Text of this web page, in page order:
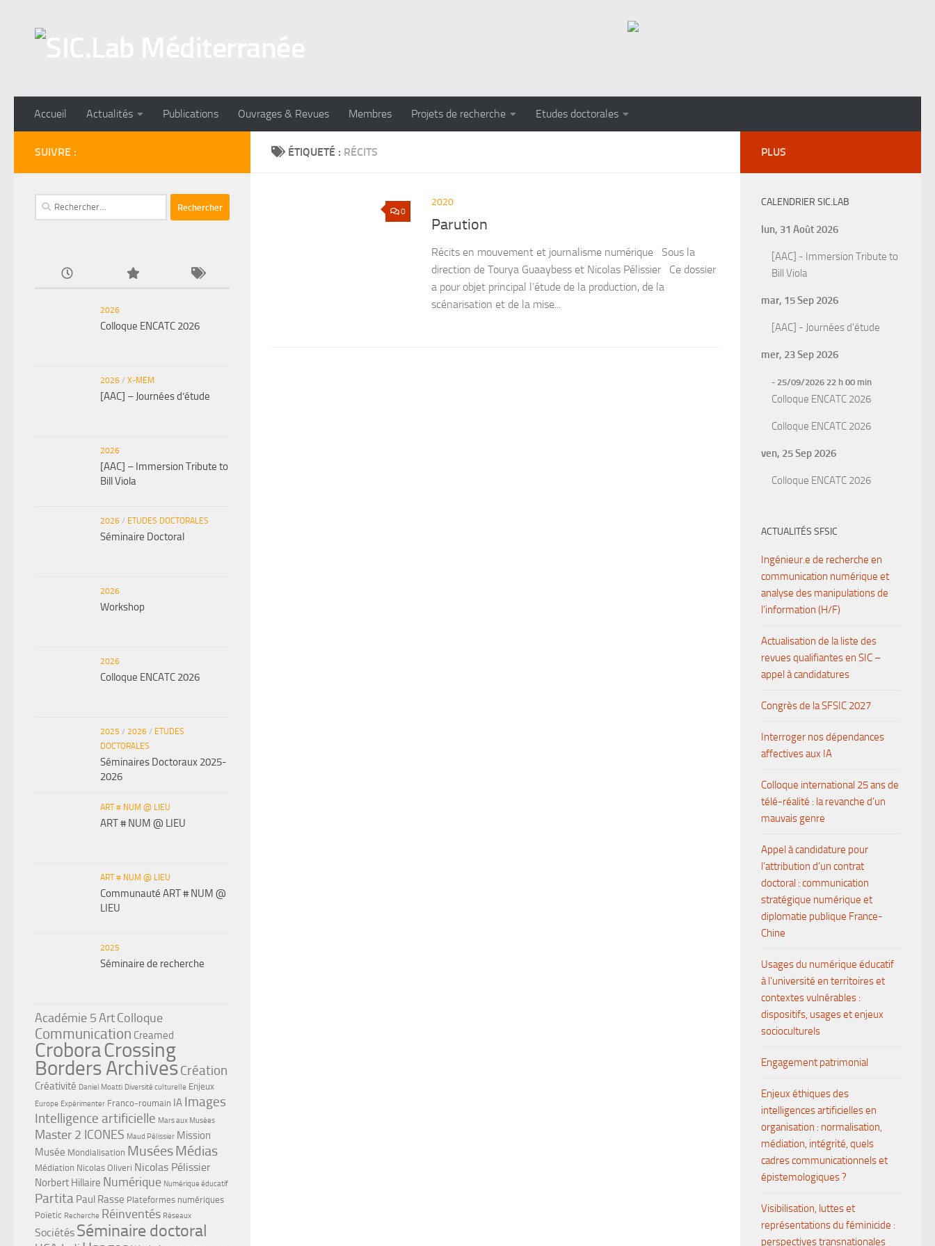
Accueil Actualités Publications Ouvrages & Revues Membres Projets de recherche Etudes doctorales
ÉTIQUETÉ : RÉCITS
0
2020
Parution
Récits en mouvement et journalisme numérique Sous la
direction de Tourya Guaaybess et Nicolas Pélissier Ce dossier
a pour objet principal l’étude de la production, de la
scénarisation et de la mise...
SUIVRE :
Rechercher :
2026
Colloque ENCATC 2026
2026 / X-MEM
[AAC] – Journées d’étude
2026
[AAC] – Immersion Tribute to
Bill Viola
2026 / ETUDES DOCTORALES
Séminaire Doctoral
2026
Workshop
2026
Colloque ENCATC 2026
2025 / 2026 / ETUDES
DOCTORALES
Séminaires Doctoraux 2025-
2026
ART # NUM @ LIEU
ART # NUM @ LIEU
ART # NUM @ LIEU
Communauté ART # NUM @
LIEU
2025
Séminaire de recherche
Académie 5ArtColloque
Communication Creamed
CroboraCrossing
Borders ArchivesCréation
Créativité Daniel Moatti Diversité culturelle Enjeux
Europe Expérimenter Franco-roumain IA Images
Intelligence artificielle Mars aux Musées
Master 2 ICONES Maud Pélissier Mission
Musée Mondialisation MuséesMédias
Médiation Nicolas Oliveri Nicolas Pélissier
Norbert Hillaire Numérique Numérique éducatif
Partita Paul Rasse Plateformes numériques
Poïetic Recherche Réinventés Réseaux
Sociétés Séminaire doctoral
PLUS
CALENDRIER SIC.LAB
lun, 31 Août 2026
[AAC] - Immersion Tribute to
Bill Viola
mar, 15 Sep 2026
[AAC] - Journées d'étude
mer, 23 Sep 2026
- 25/09/2026 22 h 00 min
Colloque ENCATC 2026
Colloque ENCATC 2026
ven, 25 Sep 2026
Colloque ENCATC 2026
ACTUALITÉS SFSIC
Ingénieur.e de recherche en
communication numérique et
analyse des manipulations de
l’information (H/F)
Actualisation de la liste des
revues qualifiantes en SIC –
appel à candidatures
Congrès de la SFSIC 2027
Interroger nos dépendances
affectives aux IA
Colloque international 25 ans de
télé-réalité : la revanche d’un
mauvais genre
Appel à candidature pour
l’attribution d’un contrat
doctoral : communication
stratégique numérique et
diplomatie publique France-
Chine
Usages du numérique éducatif
à l’université en territoires et
contextes vulnérables :
dispositifs, usages et enjeux
socioculturels
Engagement patrimonial
Enjeux éthiques des
intelligences artificielles en
organisation : normalisation,
médiation, intégrité, quels
cadres communicationnels et
épistemologiques ?
Visibilisation, luttes et
représentations du féminicide :
perspectives transnationales